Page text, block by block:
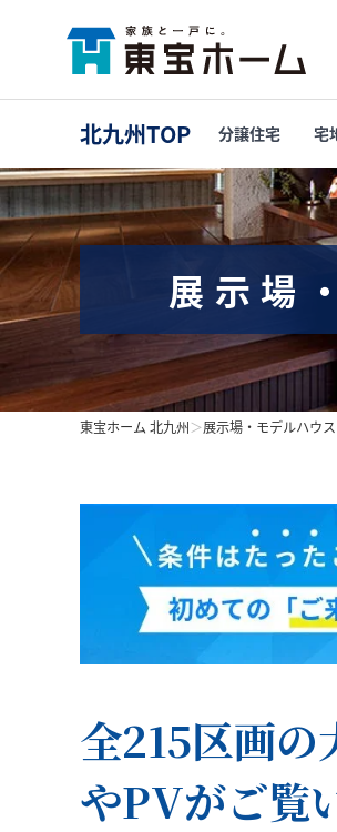
北九州TOP 分譲住宅 宅
展示場
東宝ホーム 北九州＞展示場・モデルハウス
全215区画の
やPVがご覧